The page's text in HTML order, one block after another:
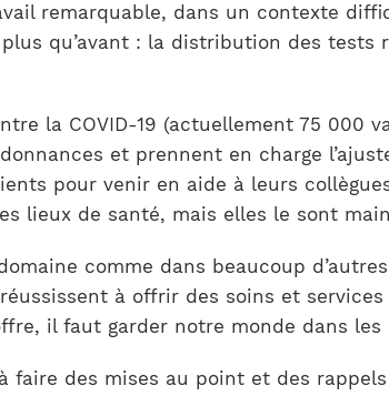
remarquable, dans un contexte
qu’avant : la distribution des tests
la COVID-19 (actuellement 75 000
et prennent en charge
pour venir en aide à leurs
lieux de santé, mais elles le sont
comme dans beaucoup
à offrir des soins et
il faut garder notre monde dans les
à faire des mises au point et des